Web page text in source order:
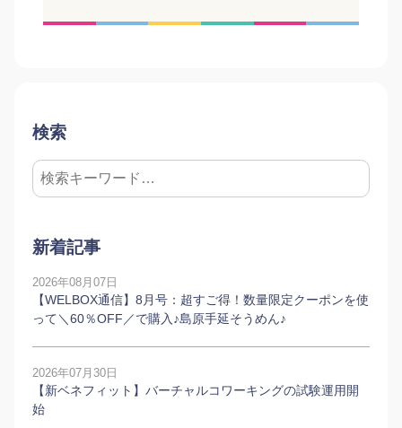
検索
新着記事
2026年08月07日
【WELBOX通信】8月号：超すご得！数量限定クーポンを使
って＼60％OFF／で購入♪島原手延そうめん♪
2026年07月30日
【新ベネフィット】バーチャルコワーキングの試験運用開
始